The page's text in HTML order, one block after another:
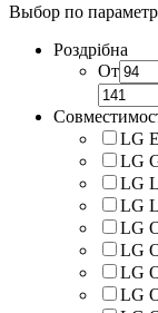
Выбор по
Роздрібна
От
LG
LG
LG
LG
LG
LG
LG
LG